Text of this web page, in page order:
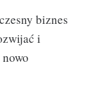
biznes
i